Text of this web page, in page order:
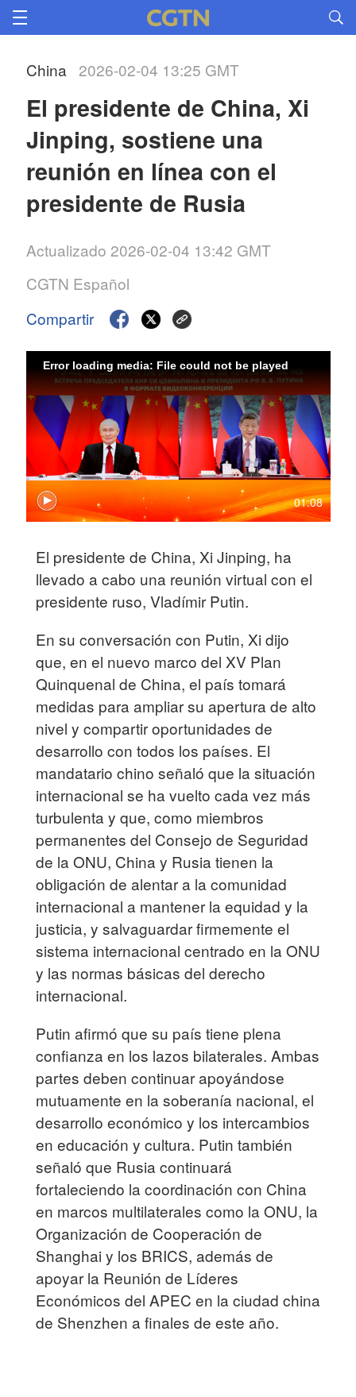
China 2026-02-04 13:25 GMT
El presidente de China, Xi
Jinping, sostiene una
reunión en línea con el
presidente de Rusia
Actualizado 2026-02-04 13:42 GMT
CGTN Español
Compartir
01:08
Error loading media: File could not be played
El presidente de China, Xi Jinping, ha
llevado a cabo una reunión virtual con el
presidente ruso, Vladímir Putin.
En su conversación con Putin, Xi dijo
que, en el nuevo marco del XV Plan
Quinquenal de China, el país tomará
medidas para ampliar su apertura de alto
nivel y compartir oportunidades de
desarrollo con todos los países. El
mandatario chino señaló que la situación
internacional se ha vuelto cada vez más
turbulenta y que, como miembros
permanentes del Consejo de Seguridad
de la ONU, China y Rusia tienen la
obligación de alentar a la comunidad
internacional a mantener la equidad y la
justicia, y salvaguardar firmemente el
sistema internacional centrado en la ONU
y las normas básicas del derecho
internacional.
Putin afirmó que su país tiene plena
confianza en los lazos bilaterales. Ambas
partes deben continuar apoyándose
mutuamente en la soberanía nacional, el
desarrollo económico y los intercambios
en educación y cultura. Putin también
señaló que Rusia continuará
fortaleciendo la coordinación con China
en marcos multilaterales como la ONU, la
Organización de Cooperación de
Shanghai y los BRICS, además de
apoyar la Reunión de Líderes
Económicos del APEC en la ciudad china
de Shenzhen a finales de este año.